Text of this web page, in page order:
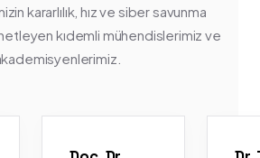
kararlılık, hız ve siber savunma
kıdemli mühendislerimiz ve